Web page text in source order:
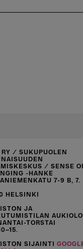
RY / SUKUPUOLEN
/ SENSE
-HANKE
7-9 B, 7.
HELSINKI
JA
TORSTAI
SIJAINTI